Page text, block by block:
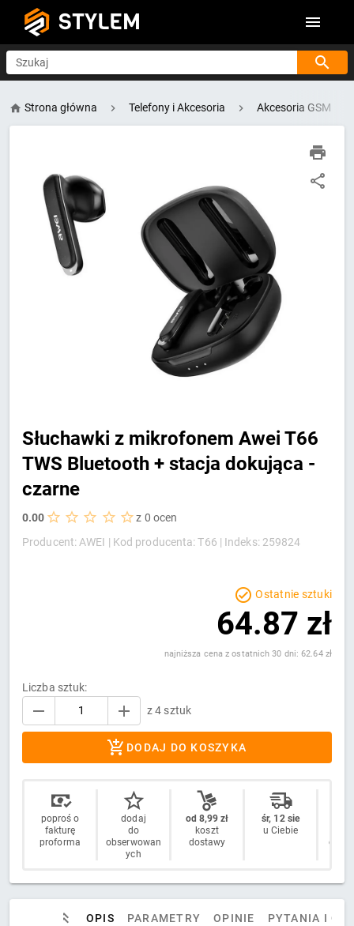
STYLEM
Szukaj
Strona główna Telefony i Akcesoria Akcesoria GSM
Słuchawki z mikrofonem Awei T66
TWS Bluetooth + stacja dokująca -
czarne
0.00
z 0 ocen
Producent: AWEI | Kod producenta: T66 | Indeks: 259824
Ostatnie sztuki
64.87 zł
najniższa cena z ostatnich 30 dni: 62.64 zł
Liczba sztuk:
z 4 sztuk
DODAJ DO KOSZYKA
poproś o
fakturę
proforma
dodaj
do
obserwowan
ych
od 8,99 zł
koszt
dostawy
śr, 12 sie
u Ciebie
OPIS PARAMETRY OPINIE PYTANIA I